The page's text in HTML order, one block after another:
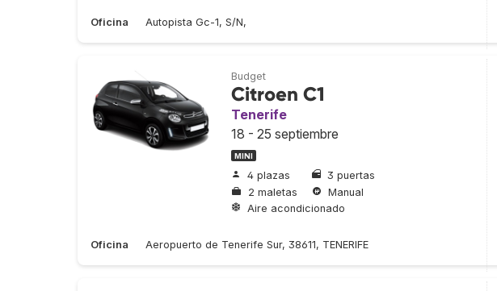
Oficina Autopista Gc-1, S/N,
Budget
Citroen C1
Tenerife
18 - 25 septiembre
MINI
4 plazas
3 puertas
2 maletas
Manual
Aire acondicionado
Oficina Aeropuerto de Tenerife Sur, 38611, TENERIFE